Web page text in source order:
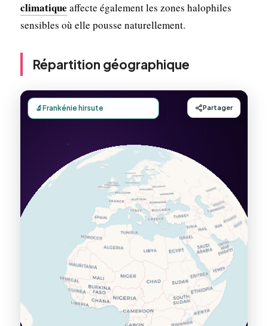
climatique affecte également les zones halophiles
sensibles où elle pousse naturellement.
Répartition géographique